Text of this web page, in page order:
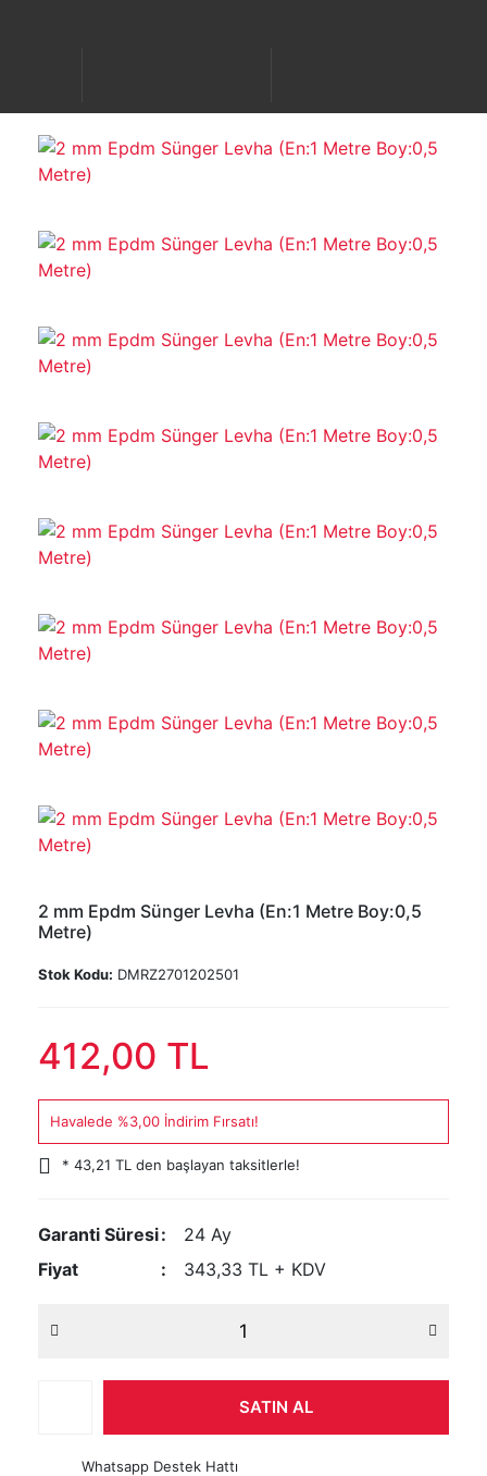
2 mm Epdm Sünger Levha (En:1 Metre Boy:0,5
Metre)
Stok Kodu: DMRZ2701202501
412,00 TL
Havalede %3,00 İndirim Fırsatı!
* 43,21 TL den başlayan taksitlerle!
Garanti Süresi
24 Ay
Fiyat
343,33 TL + KDV
SATIN AL
Whatsapp Destek Hattı